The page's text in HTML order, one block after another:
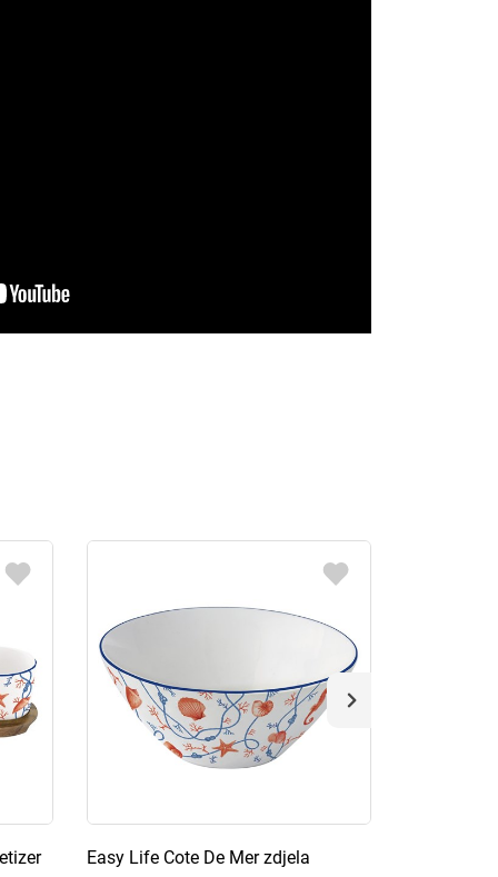
Easy Life Cote De Mer zdjela